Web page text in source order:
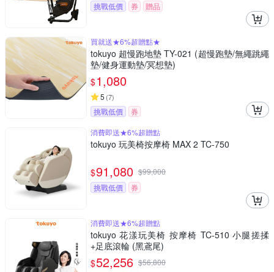
挑戰低價 券 贈品
買就送★6%超贈點★
tokuyo 超慢跑地墊 TY-021 (超慢跑墊/無繩跳繩
墊/健身運動墊/冥想墊)
$1,080
5 (7)
挑戰低價
券
消費即送★6%超贈點
tokuyo 玩美椅按摩椅 MAX 2 TC-750
$91,080 $99,000
挑戰低價
券
消費即送★6%超贈點
tokuyo 花漾玩美椅 按摩椅 TC-510 小腿搓揉
+足底滾輪 (黑鳶尾)
$52,256 $56,800